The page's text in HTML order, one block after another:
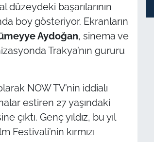
düzeydeki başarılarının
boy gösteriyor. Ekranların
Aydoğan, sinema ve
Trakya’nın gururu
NOW TV’nin iddialı
estiren 27 yaşındaki
çıktı. Genç yıldız, bu yıl
kırmızı